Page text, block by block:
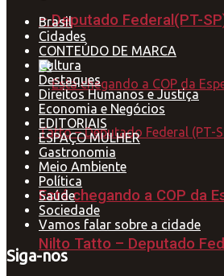
– Deputado Federal(PT-
Está chegando a COP da
Nilto Tatto – Deputado
Brasil
Cidades
CONTEÚDO DE MARCA
Cultura
Destaques
Direitos Humanos e Justiça
Economia e Negócios
EDITORIAIS
ESPAÇO MULHER
Gastronomia
Meio Ambiente
Política
Saúde
Sociedade
Vamos falar sobre a cidade
Siga-nos